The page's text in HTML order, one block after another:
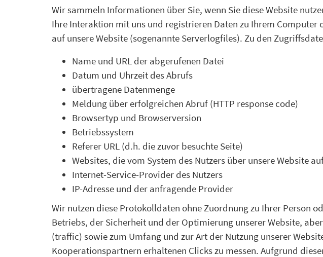
Wir sammeln Informationen über Sie, wenn Sie diese Website
Ihre Interaktion mit uns und registrieren Daten zu Ihrem
auf unsere Website (sogenannte Serverlogfiles). Zu den
Name und URL der abgerufenen Datei
Datum und Uhrzeit des Abrufs
übertragene Datenmenge
Meldung über erfolgreichen Abruf (HTTP response code)
Browsertyp und Browserversion
Betriebssystem
Referer URL (d.h. die zuvor besuchte Seite)
Websites, die vom System des Nutzers über unsere Website
Internet-Service-Provider des Nutzers
IP-Adresse und der anfragende Provider
Wir nutzen diese Protokolldaten ohne Zuordnung zu Ihrer Person
Betriebs, der Sicherheit und der Optimierung unserer Website,
(traffic) sowie zum Umfang und zur Art der Nutzung unserer
Kooperationspartnern erhaltenen Clicks zu messen. Aufgrund